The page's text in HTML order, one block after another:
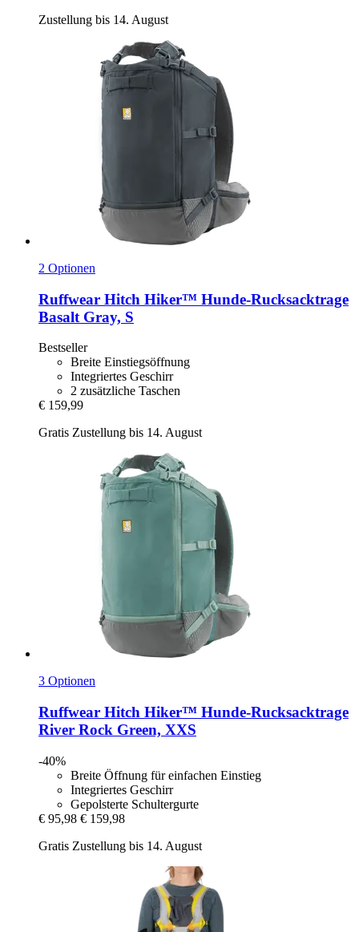
Zustellung bis 14. August
2 Optionen
Ruffwear Hitch Hiker™ Hunde-​Rucksacktrage
Basalt Gray, S
Bestseller
Breite Einstiegsöffnung
Integriertes Geschirr
2 zusätzliche Taschen
€ 159,99
Gratis Zustellung bis 14. August
3 Optionen
Ruffwear Hitch Hiker™ Hunde-​Rucksacktrage
River Rock Green, XXS
-40%
Breite Öffnung für einfachen Einstieg
Integriertes Geschirr
Gepolsterte Schultergurte
€ 95,98 € 159,98
Gratis Zustellung bis 14. August